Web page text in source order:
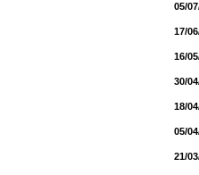
05/
17/
16/
30/
18/
05/
21/